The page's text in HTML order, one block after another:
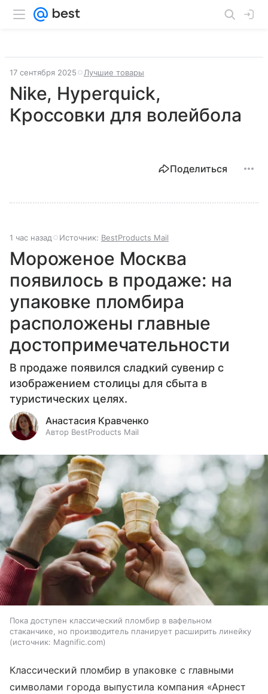
17 сентября 2025 Лучшие товары
Nike, Hyperquick,
Кроссовки для волейбола
Поделиться
1 час назад Источник: BestProducts Mail
Мороженое Москва
появилось в продаже: на
упаковке пломбира
расположены главные
достопримечательности
В продаже появился сладкий сувенир с
изображением столицы для сбыта в
туристических целях.
Анастасия Кравченко
Автор BestProducts Mail
Пока доступен классический пломбир в вафельном
стаканчике, но производитель планирует расширить линейку
источник: Magnific.com
Классический пломбир в упаковке с главными
символами города выпустила компания «Арнест